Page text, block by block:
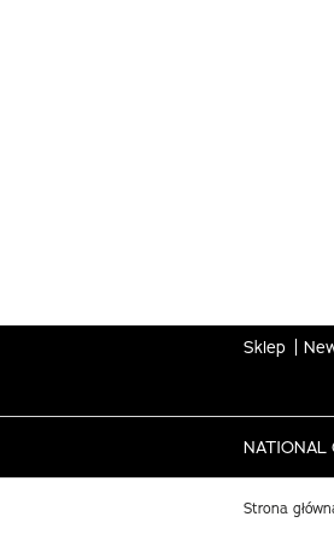
Sklep
NATIONAL
Strona